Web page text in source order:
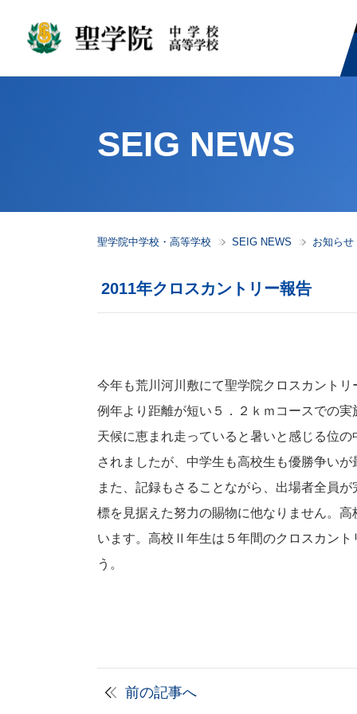
SEIG NEWS
聖学院中学校・高等学校 SEIG NEWS お知らせ
2011年クロスカントリー報告
今年も荒川河川敷にて聖学院クロスカント
例年より距離が短い５．２ｋｍコースでの実
天候に恵まれ走っていると暑いと感じる位
されましたが、中学生も高校生も優勝争い
また、記録もさることながら、出場者全員
標を見据えた努力の賜物に他なりません。
います。高校Ⅱ年生は５年間のクロスカン
う。
前の記事へ